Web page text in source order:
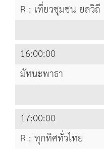
R : เที่ยวชุมชน ยลวิถี
16:00:00
มัทนะพาธา
17:00:00
R : ทุกทิศทั่วไทย